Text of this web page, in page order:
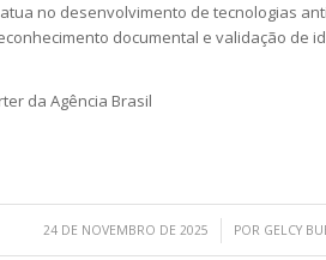
atua no desenvolvimento de tecnologias
documental e validação de
da Agência Brasil
24 DE NOVEMBRO DE 2025
/ POR GELCY